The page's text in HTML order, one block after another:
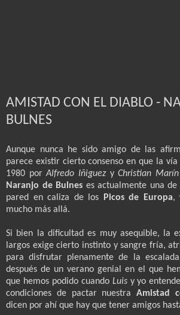
AMISTAD CON EL DIABLO -
BULNES
Aunque nunca he sido amigo de las
parece existir cierto consenso en que la
1980 porAlfredo IñiguezyChristian
Naranjo de Bulnes es actualmente una
pared en caliza de los Picos de Europa,
mucho más allá.
Si bien la dificultad es muy asequible, la
largos exige cierto instinto y sangre fría,
para disfrutar plenamente de la
después de un verano genial en el que
que hemos podido cuando Luis y yo
condiciones de pactar nuestra Amistad
dicen por ahí que hay que tener amigos